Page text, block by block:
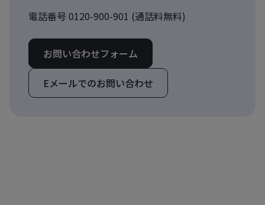
電話番号 0120-900-901 (通話料無料)
お問い合わせフォーム
Eメールでのお問い合わせ